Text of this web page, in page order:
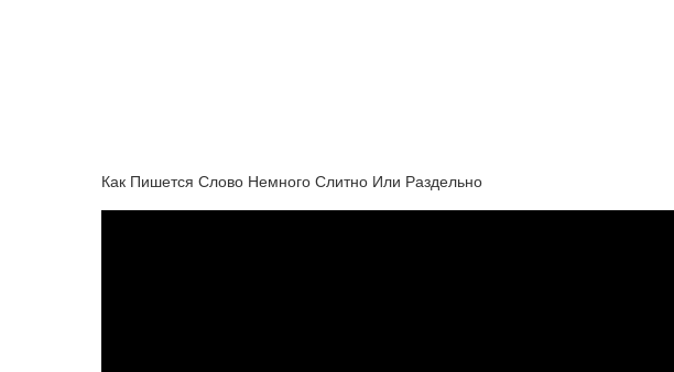
Как Пишется Слово Немного Слитно Или Раздельно